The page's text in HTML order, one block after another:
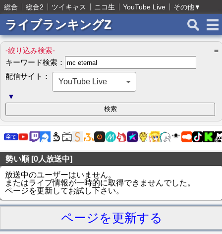
総合 総合2 ツイキャス ニコ生 YouTube Live その他▼
ライブランキングZ
-絞り込み検索-
＝
キーワード検索：
配信サイト：
YouTube Live
▼
勢い順 [0人放送中]
放送中のユーザーはいません。
またはライブ情報が一時的に取得できませんでした。
ページを更新してお試し下さい。
ページを更新する